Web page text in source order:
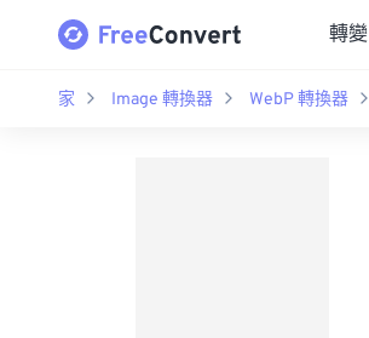
轉變
家 Image 轉換器 WebP 轉換器